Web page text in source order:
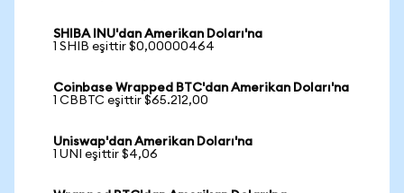
SHIBA INU'dan Amerikan Doları'na
1 SHIB eşittir $0,00000464
Coinbase Wrapped BTC'dan Amerikan Doları'na
1 CBBTC eşittir $65.212,00
Uniswap'dan Amerikan Doları'na
1 UNI eşittir $4,06